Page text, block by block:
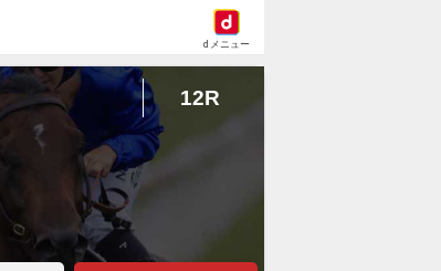
dメニュー
12R